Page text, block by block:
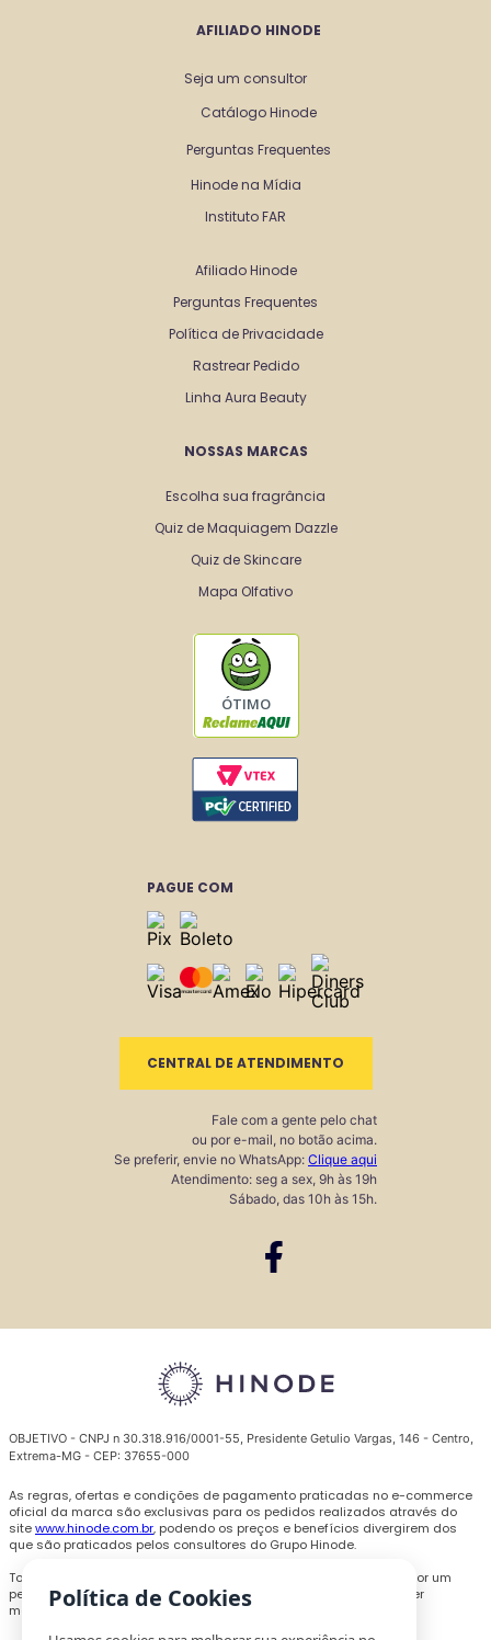
AFILIADO HINODE
Seja um consultor
Catálogo Hinode
Perguntas Frequentes
Hinode na Mídia
Instituto FAR
Afiliado Hinode
Perguntas Frequentes
Política de Privacidade
Rastrear Pedido
Linha Aura Beauty
NOSSAS MARCAS
Escolha sua fragrância
Quiz de Maquiagem Dazzle
Quiz de Skincare
Mapa Olfativo
ÓTIMO
PAGUE COM
CENTRAL DE ATENDIMENTO
Fale com a gente pelo chat
ou por e-mail, no botão acima.
Se preferir, envie no WhatsApp: Clique aqui
Atendimento: seg a sex, 9h às 19h
Sábado, das 10h às 15h.
OBJETIVO - CNPJ n 30.318.916/0001-55, Presidente Getulio Vargas, 146 - Centro,
Extrema-MG - CEP: 37655-000
As regras, ofertas e condições de pagamento praticadas no e-commerce
oficial da marca são exclusivas para os pedidos realizados através do
sitewww.hinode.com.br, podendo os preços e benefícios divergirem dos
que são praticados pelos consultores do Grupo Hinode.
Todas as promoções, descontos e preços são válidos somente por um
período limitado e podem ser alterados ou encerrados a qualquer
momento sem prévio aviso.
Política de Cookies